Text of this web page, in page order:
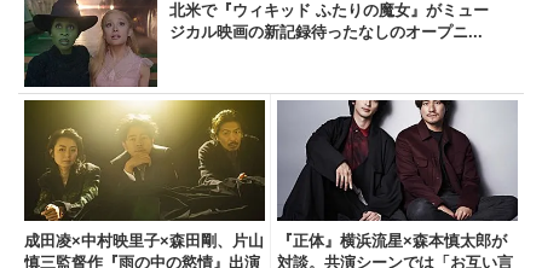
北米で『ウィキッド ふたりの魔女』がミュー
ジカル映画の新記録待ったなしのオープニ...
成田凌×中村映里子×森田剛、片山
慎三監督作『雨の中の慾情』出演
『正体』横浜流星×森本慎太郎が
対談。共演シーンでは「お互い言